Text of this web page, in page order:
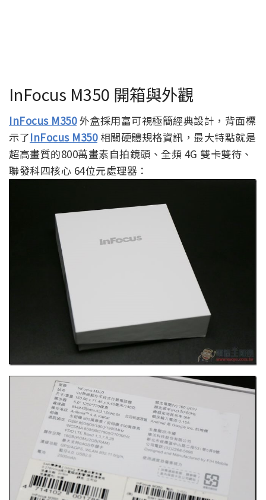
InFocus M350 開箱與外觀
InFocus M350外盒採用富可視極簡經典設計，背面標
示了InFocus M350 相關硬體規格資訊，最大特點就是
超高畫質的800萬畫素自拍鏡頭、全頻 4G 雙卡雙待、
聯發科四核心 64位元處理器：